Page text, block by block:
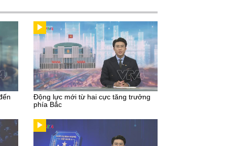
Động lực mới từ hai cực tăng trưởng
phía Bắc